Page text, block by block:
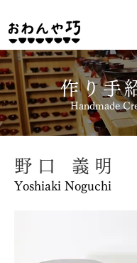
作り手
Handmade
Yoshiaki Noguchi
野口 義明